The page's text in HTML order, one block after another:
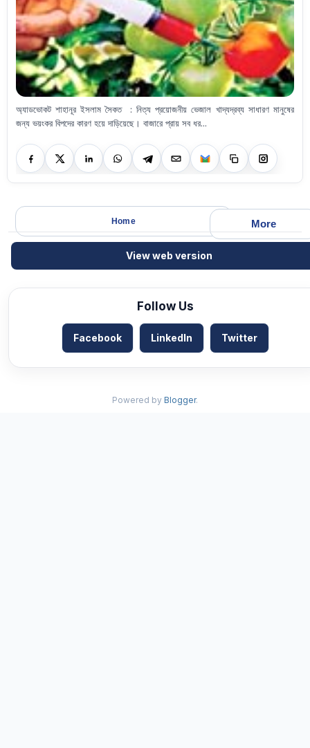
অ্যাডভোকট শাহানূর ইসলাম সৈকত : নিত্য প্রয়োজনীয় ভেজাল খাদ্যদ্রব্য সাধারণ মানুষের
জন্য ভয়ংকর বিপদের কারণ হয়ে দাড়িয়েছে। বাজারে প্রায় সব ধর...
More
Home
View web version
Follow Us
Facebook LinkedIn Twitter
Powered by Blogger.